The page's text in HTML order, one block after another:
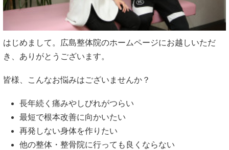
はじめまして。広島整体院のホームページにお越しいただ
き、ありがとうございます。
皆様、こんなお悩みはございませんか？
長年続く痛みやしびれがつらい
最短で根本改善に向かいたい
再発しない身体を作りたい
他の整体・整骨院に行っても良くならない